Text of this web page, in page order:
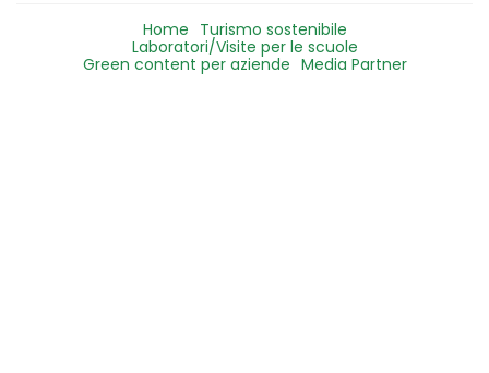
Home Turismo sostenibile
Laboratori/Visite per le scuole
Green content per aziende Media Partner